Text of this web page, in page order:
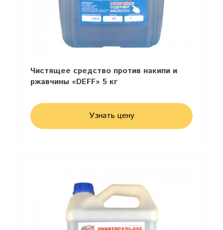
Чистящее средство против накипи и
ржавчины «DEFF» 5 кг
Узнать цену